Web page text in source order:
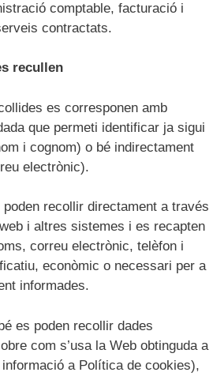
comptable, facturació i
contractats.
recullen
es corresponen amb
que permeti identificar ja sigui
i cognom) o bé indirectament
electrònic).
recollir directament a través
i altres sistemes i es recapten
correu electrònic, telèfon i
econòmic o necessari per a
informades.
es poden recollir dades
com s’usa la Web obtinguda a
a Política de cookies),